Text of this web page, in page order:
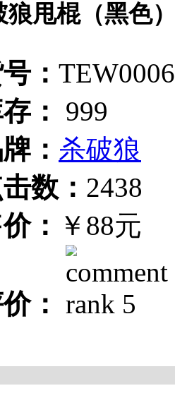
狼甩棍（黑色
：
：
999
： 杀破狼
数： 2438
： ￥88元
：